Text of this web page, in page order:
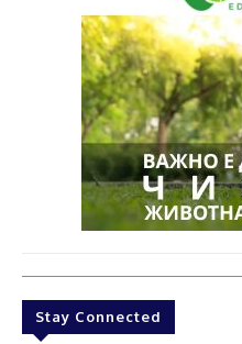
Stay Connected